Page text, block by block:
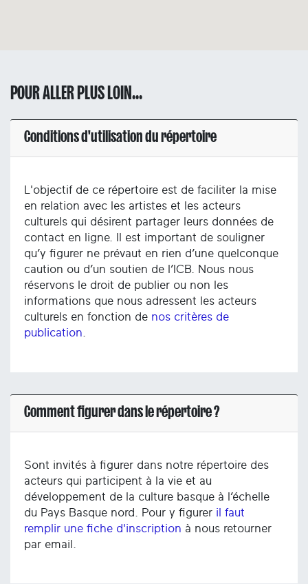
POUR ALLER PLUS LOIN...
Conditions d'utilisation du répertoire
L'objectif de ce répertoire est de faciliter la mise
en relation avec les artistes et les acteurs
culturels qui désirent partager leurs données de
contact en ligne. Il est important de souligner
qu’y figurer ne prévaut en rien d’une quelconque
caution ou d’un soutien de l’ICB. Nous nous
réservons le droit de publier ou non les
informations que nous adressent les acteurs
culturels en fonction de nos critères de
publication
Comment figurer dans le répertoire ?
Sont invités à figurer dans notre répertoire des
acteurs qui participent à la vie et au
développement de la culture basque à l’échelle
du Pays Basque nord. Pour y figurer il faut
remplir une fiche d'inscription à nous retourner
par email.